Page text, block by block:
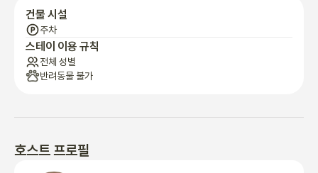
다섯 계단 내려간 반지하이지만, 모든 방에 창문이 있어서 좋습니
다.
최근 쾌적한 공간으로 완벽한 리모델링을 완성하세요! 🛠
건물 시설
주차
스테이 이용 규칙
전체 성별
반려동물 불가
호스트 프로필